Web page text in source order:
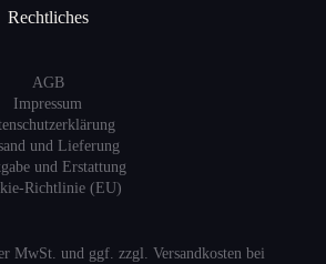
Rechtliches
AGB
Impressum
und Lieferung
und Erstattung
Richtlinie (EU)
MwSt. und ggf. zzgl. Versandkosten bei